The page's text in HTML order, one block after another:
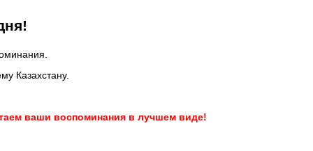
Казахстану.
ваши воспоминания в лучшем виде!